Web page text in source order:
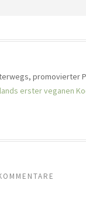
promovierter
erster veganen